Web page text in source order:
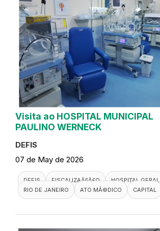
Visita ao HOSPITAL MUNICIPAL
PAULINO WERNECK
DEFIS
07 de May de 2026
DEFIS FISCALIZAÃ§Ã£O
HOSPITAL GERAL
RIO DE JANEIRO
ATO MÃ©DICO CAPITAL